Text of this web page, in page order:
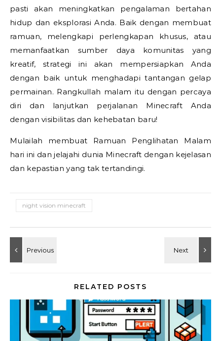
pasti akan meningkatkan pengalaman bertahan
hidup dan eksplorasi Anda. Baik dengan membuat
ramuan, melengkapi perlengkapan khusus, atau
memanfaatkan sumber daya komunitas yang
kreatif, strategi ini akan mempersiapkan Anda
dengan baik untuk menghadapi tantangan gelap
permainan. Rangkullah malam itu dengan percaya
diri dan lanjutkan perjalanan Minecraft Anda
dengan visibilitas dan kehebatan baru!
Mulailah membuat Ramuan Penglihatan Malam
hari ini dan jelajahi dunia Minecraft dengan kejelasan
dan kepastian yang tak tertandingi.
night vision minecraft
RELATED POSTS